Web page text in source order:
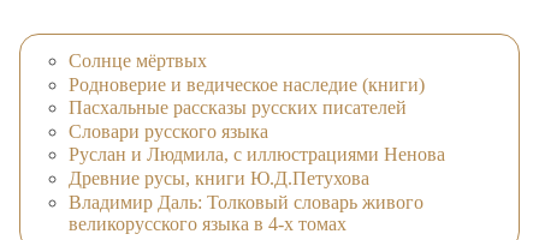
Солнце мёртвых
Родноверие и ведическое наследие (книги)
Пасхальные рассказы русских писателей
Словари русского языка
Руслан и Людмила, с иллюстрациями Ненова
Древние русы, книги Ю.Д.Петухова
Владимир Даль: Толковый словарь живого
великорусского языка в 4-х томах